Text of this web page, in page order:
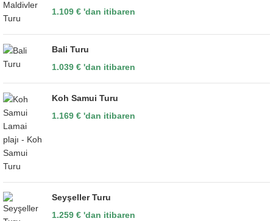
1.109 € 'dan itibaren
Bali Turu
1.039 € 'dan itibaren
Koh Samui Turu
1.169 € 'dan itibaren
Seyşeller Turu
1.259 € 'dan itibaren